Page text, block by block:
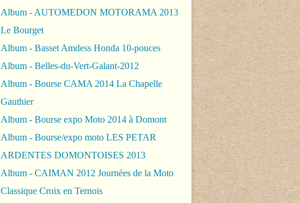
Album - AUTOMEDON MOTORAMA 2013
Le Bourget
Album - Basset Amdess Honda 10-pouces
Album - Belles-du-Vert-Galant-2012
Album - Bourse CAMA 2014 La Chapelle
Gauthier
Album - Bourse expo Moto 2014 à Domont
Album - Bourse/expo moto LES PETAR
ARDENTES DOMONTOISES 2013
Album - CAIMAN 2012 Journées de la Moto
Classique Croix en Ternois